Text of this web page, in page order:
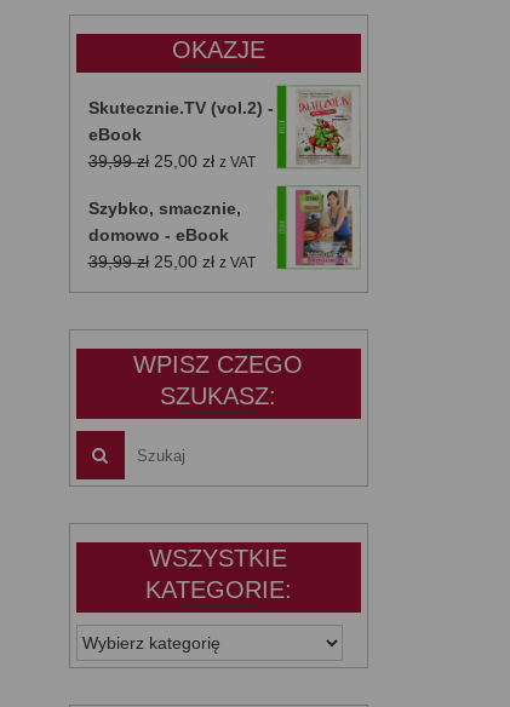
OKAZJE
Skutecznie.TV (vol.2) -
eBook
39,99zł Pierwotna
wynosiła:
39,99 zł.
25,00 złAktualna
wynosi:
25,00 zł.
z VAT
Szybko, smacznie,
domowo - eBook
39,99zł Pierwotna
cena
25,00 złAktualna
cena
z VAT
WPISZ CZEGO
SZUKASZ:
WSZYSTKIE
KATEGORIE:
WSZYSTKIE
KATEGORIE: